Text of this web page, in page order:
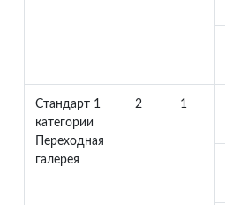
Стандарт 1
категории
Переходная
галерея
2 1